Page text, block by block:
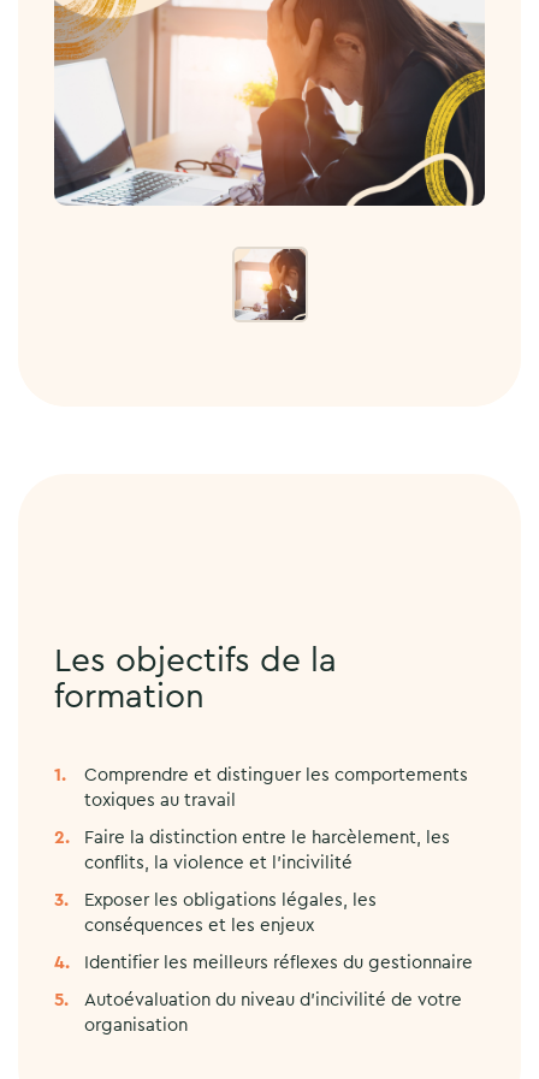
Les objectifs de la
formation
Comprendre et distinguer les comportements
toxiques au travail
Faire la distinction entre le harcèlement, les
conflits, la violence et l’incivilité
Exposer les obligations légales, les
conséquences et les enjeux
Identifier les meilleurs réflexes du gestionnaire
Autoévaluation du niveau d’incivilité de votre
organisation